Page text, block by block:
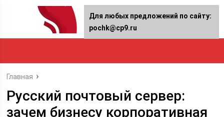
Главная
Русский почтовый сервер:
зачем бизнесу корпоративная
Для любых предложений по сайту:
pochk@cp9.ru